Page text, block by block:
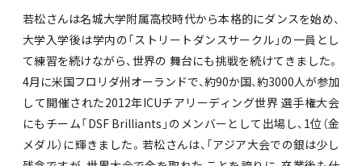
若松さんは名城大学附属高校時代から本格的にダンスを始め、
大学入学後は学内の「ストリートダンスサークル」の一員とし
て練習を続けながら、世界の 舞台にも挑戦を続けてきました。
4月に米国フロリダ州オーランドで、約90か国、約3000人が参加
して開催された2012年ICUチアリーディング世界 選手権大会
にもチーム「DSF Brilliants」のメンバーとして出場し、1位（金
メダル）に輝きました。若松さんは、「アジア大会での銀は少し